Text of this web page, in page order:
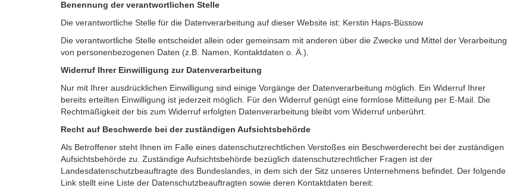
Benennung der verantwortlichen Stelle
Die verantwortliche Stelle für die Datenverarbeitung auf dieser Website ist: Kerstin Haps-Büssow
Die verantwortliche Stelle entscheidet allein oder gemeinsam mit anderen über die Zwecke und Mittel der Verarbeitung
von personenbezogenen Daten (z.B. Namen, Kontaktdaten o. Ä.).
Widerruf Ihrer Einwilligung zur Datenverarbeitung
Nur mit Ihrer ausdrücklichen Einwilligung sind einige Vorgänge der Datenverarbeitung möglich. Ein Widerruf Ihrer
bereits erteilten Einwilligung ist jederzeit möglich. Für den Widerruf genügt eine formlose Mitteilung per E-Mail. Die
Rechtmäßigkeit der bis zum Widerruf erfolgten Datenverarbeitung bleibt vom Widerruf unberührt.
Recht auf Beschwerde bei der zuständigen Aufsichtsbehörde
Als Betroffener steht Ihnen im Falle eines datenschutzrechtlichen Verstoßes ein Beschwerderecht bei der zuständigen
Aufsichtsbehörde zu. Zuständige Aufsichtsbehörde bezüglich datenschutzrechtlicher Fragen ist der
Landesdatenschutzbeauftragte des Bundeslandes, in dem sich der Sitz unseres Unternehmens befindet. Der folgende
Link stellt eine Liste der Datenschutzbeauftragten sowie deren Kontaktdaten bereit: